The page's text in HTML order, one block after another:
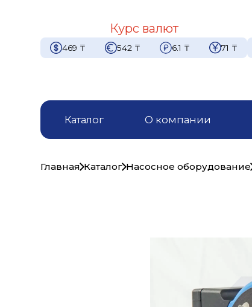
Курс валют
469 ₸ 542 ₸ 6.1 ₸ 71 ₸
Каталог О компании
Главная Каталог Насосное оборудование